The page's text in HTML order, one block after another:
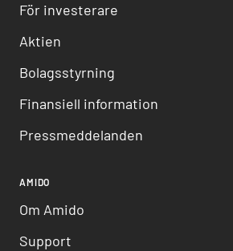
För investerare
Aktien
Bolagsstyrning
Finansiell information
Pressmeddelanden
AMIDO
Om Amido
Support